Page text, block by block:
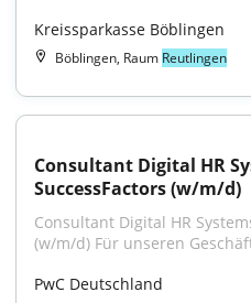
Kreissparkasse Böblingen
Böblingen, Raum Reutlingen
Consultant Digital HR
SuccessFactors (w/m/d)
Consultant Digital HR
(w/m/d) Für unseren
PwC Deutschland